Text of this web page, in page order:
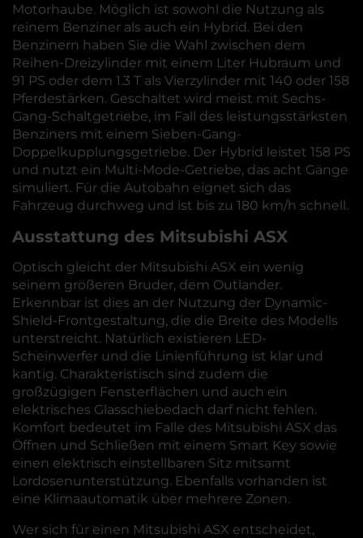
Motorhaube. Möglich ist sowohl die Nutzung als
reinem Benziner als auch ein Hybrid. Bei den
Benzinern haben Sie die Wahl zwischen dem
Reihen-Dreizylinder mit einem Liter Hubraum und
91 PS oder dem 1.3 T als Vierzylinder mit 140 oder 158
Pferdestärken. Geschaltet wird meist mit Sechs-
Gang-Schaltgetriebe, im Fall des leistungsstärksten
Benziners mit einem Sieben-Gang-
Doppelkupplungsgetriebe. Der Hybrid leistet 158 PS
und nutzt ein Multi-Mode-Getriebe, das acht Gänge
simuliert. Für die Autobahn eignet sich das
Fahrzeug durchweg und ist bis zu 180 km/h schnell.
Ausstattung des Mitsubishi ASX
Optisch gleicht der Mitsubishi ASX ein wenig
seinem größeren Bruder, dem Outlander.
Erkennbar ist dies an der Nutzung der Dynamic-
Shield-Frontgestaltung, die die Breite des Modells
unterstreicht. Natürlich existieren LED-
Scheinwerfer und die Linienführung ist klar und
kantig. Charakteristisch sind zudem die
großzügigen Fensterflächen und auch ein
elektrisches Glasschiebedach darf nicht fehlen.
Komfort bedeutet im Falle des Mitsubishi ASX das
Öffnen und Schließen mit einem Smart Key sowie
einen elektrisch einstellbaren Sitz mitsamt
Lordosenunterstützung. Ebenfalls vorhanden ist
eine Klimaautomatik über mehrere Zonen.
Wer sich für einen Mitsubishi ASX entscheidet,